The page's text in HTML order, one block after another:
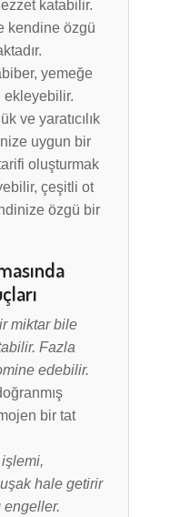
katabilir.
kendine özgü
yemeğe
ekleyebilir.
ve yaratıcılık
uygun bir
oluşturmak
çeşitli ot
özgü bir
miktar bile
Fazla
edebilir.
bir tat
hale getirir
engeller.